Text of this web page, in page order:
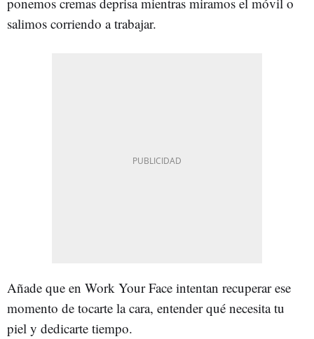
salimos corriendo a trabajar.
Añade que en Work Your Face intentan recuperar ese
momento de tocarte la cara, entender qué necesita tu
piel y dedicarte tiempo.